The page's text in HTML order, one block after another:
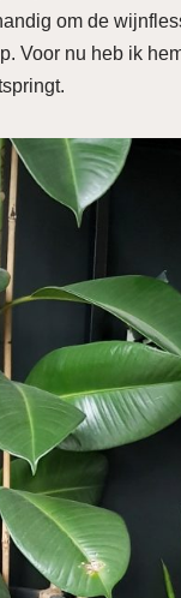
om de
Voor nu heb ik